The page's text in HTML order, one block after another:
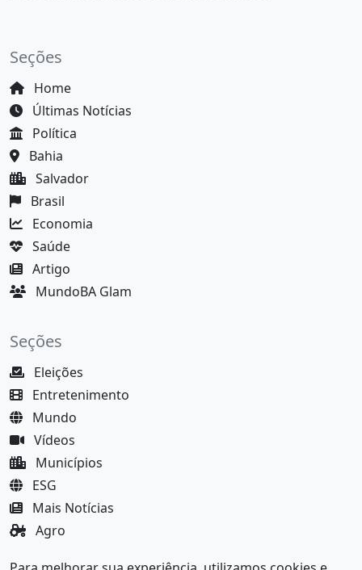
Seções
Home
Últimas Notícias
Política
Bahia
Salvador
Brasil
Economia
Saúde
Artigo
MundoBA Glam
Seções
Eleições
Entretenimento
Mundo
Vídeos
Municípios
ESG
Mais Notícias
Agro